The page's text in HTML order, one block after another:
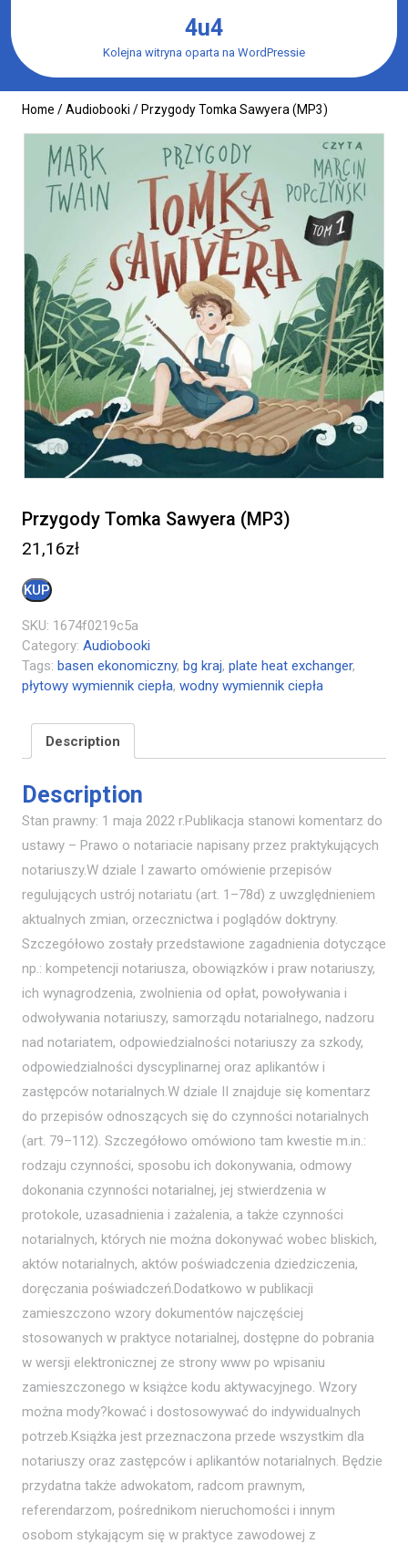
content
4u4
Kolejna witryna oparta na WordPressie
Home /Audiobooki / Przygody Tomka Sawyera (MP3)
Przygody Tomka Sawyera (MP3)
21,16zł
KUP
SKU: 1674f0219c5a
Category: Audiobooki
Tags: basen ekonomiczny, bg kraj, plate heat exchanger,
płytowy wymiennik ciepła, wodny wymiennik ciepła
Description
Description
Stan prawny: 1 maja 2022 r.Publikacja stanowi komentarz do
ustawy – Prawo o notariacie napisany przez praktykujących
notariuszy.W dziale I zawarto omówienie przepisów
regulujących ustrój notariatu (art. 1–78d) z uwzględnieniem
aktualnych zmian, orzecznictwa i poglądów doktryny.
Szczegółowo zostały przedstawione zagadnienia dotyczące
np.: kompetencji notariusza, obowiązków i praw notariuszy,
ich wynagrodzenia, zwolnienia od opłat, powoływania i
odwoływania notariuszy, samorządu notarialnego, nadzoru
nad notariatem, odpowiedzialności notariuszy za szkody,
odpowiedzialności dyscyplinarnej oraz aplikantów i
zastępców notarialnych.W dziale II znajduje się komentarz
do przepisów odnoszących się do czynności notarialnych
(art. 79–112). Szczegółowo omówiono tam kwestie m.in.:
rodzaju czynności, sposobu ich dokonywania, odmowy
dokonania czynności notarialnej, jej stwierdzenia w
protokole, uzasadnienia i zażalenia, a także czynności
notarialnych, których nie można dokonywać wobec bliskich,
aktów notarialnych, aktów poświadczenia dziedziczenia,
doręczania poświadczeń.Dodatkowo w publikacji
zamieszczono wzory dokumentów najczęściej
stosowanych w praktyce notarialnej, dostępne do pobrania
w wersji elektronicznej ze strony www po wpisaniu
zamieszczonego w książce kodu aktywacyjnego. Wzory
można mody?kować i dostosowywać do indywidualnych
potrzeb.Książka jest przeznaczona przede wszystkim dla
notariuszy oraz zastępców i aplikantów notarialnych. Będzie
przydatna także adwokatom, radcom prawnym,
referendarzom, pośrednikom nieruchomości i innym
osobom stykającym się w praktyce zawodowej z